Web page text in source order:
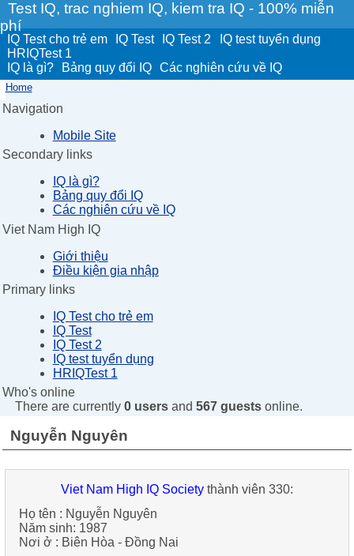
Test IQ, trac nghiem IQ, kiem tra IQ - 100% miễn
phí
IQ Test cho trẻ em IQ Test IQ Test 2
IQ test tuyển dụng
HRIQTest 1
IQ là gì?
Bảng quy đổi IQ Các nghiên cứu về IQ
Home
Navigation
Mobile Site
Secondary links
IQ là gì?
Bảng quy đổi IQ
Các nghiên cứu về IQ
Viet Nam High IQ
Giới thiệu
Điều kiện gia nhập
Primary links
IQ Test cho trẻ em
IQ Test
IQ Test 2
IQ test tuyển dụng
HRIQTest 1
Who's online
There are currently 0 usersand 567 guestsonline.
Nguyễn Nguyên
Viet Nam High IQ Societythành viên 330:
Họ tên : Nguyễn Nguyên
Năm sinh: 1987
Nơi ở : Biên Hòa - Đồng Nai